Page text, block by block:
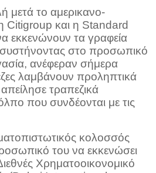
μετά το αμερικανο-
Citigroup και η Standard
εκκενώνουν τα γραφεία
στο προσωπικό
ανέφεραν σήμερα
λαμβάνουν προληπτικά
τραπεζικά
που συνδέονται με τις
κολοσσός
του να εκκενώσει
Χρηματοοικονομικό